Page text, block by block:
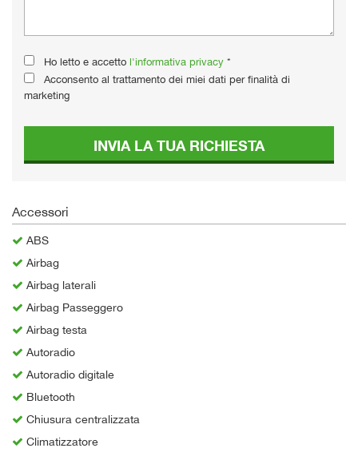
Ho letto e accetto l'informativa privacy *
Acconsento al trattamento dei miei dati per finalità di
marketing
INVIA LA TUA RICHIESTA
Accessori
ABS
Airbag
Airbag laterali
Airbag Passeggero
Airbag testa
Autoradio
Autoradio digitale
Bluetooth
Chiusura centralizzata
Climatizzatore